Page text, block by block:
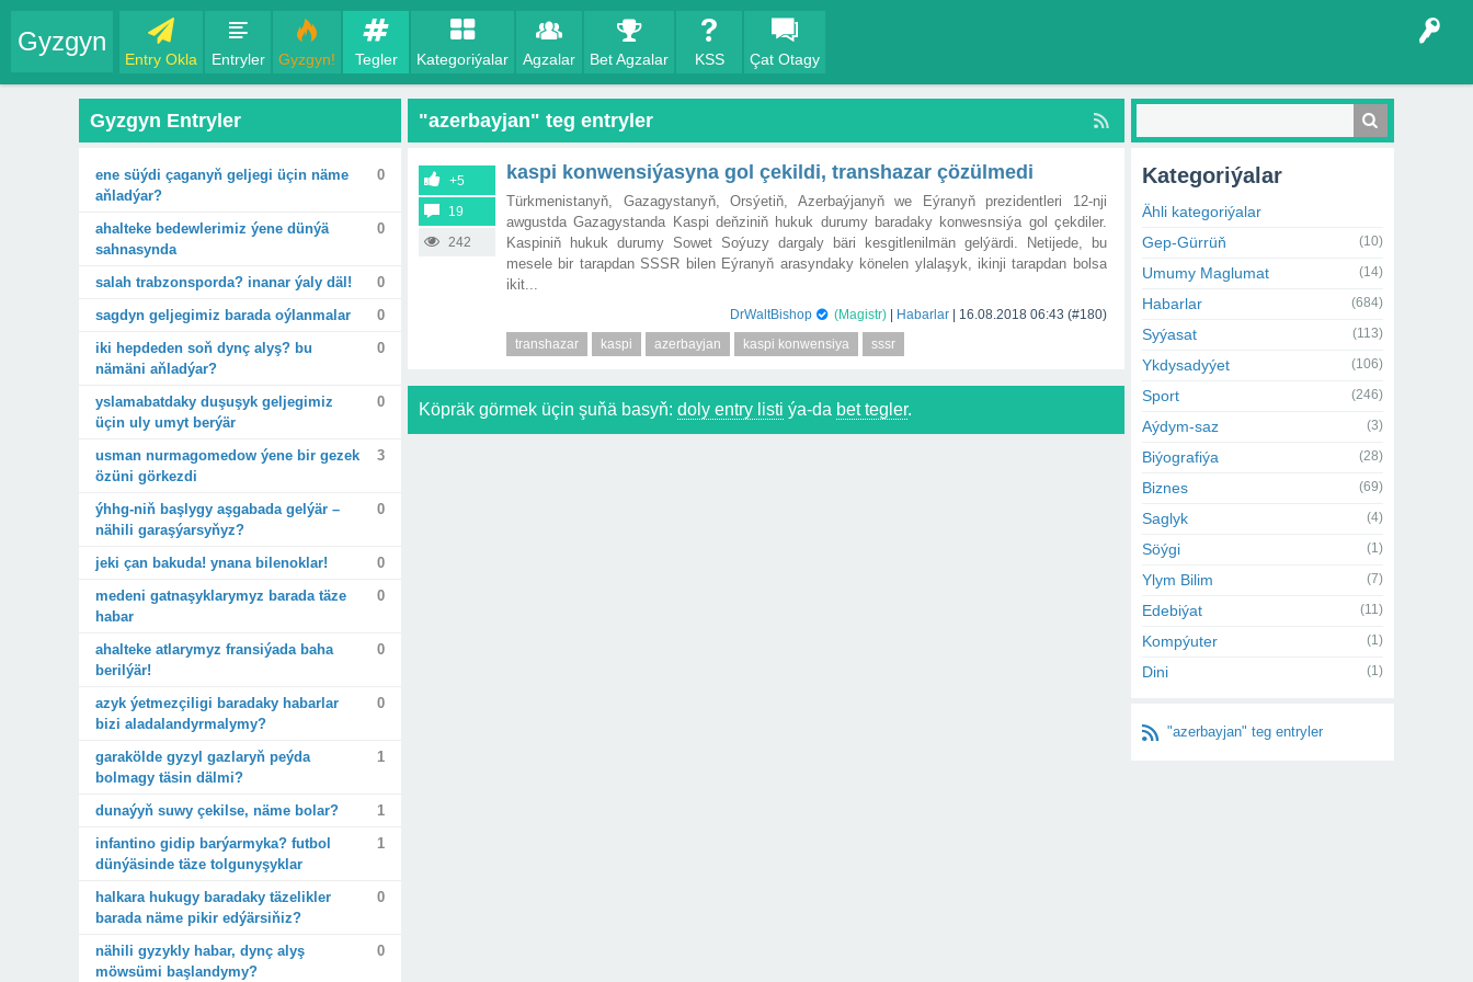
Gyzgyn
Entry Okla Entryler Gyzgyn! Tegler Kategoriýalar Agzalar Bet Agzalar KSS Çat Otagy
Gyzgyn Entryler
ene süýdi çaganyň geljegi üçin näme
aňladýar?
0
ahalteke bedewlerimiz ýene dünýä
sahnasynda
0
salah trabzonsporda? inanar ýaly däl!
0
sagdyn geljegimiz barada oýlanmalar
0
iki hepdeden soň dynç alyş? bu
nämäni aňladýar?
0
yslamabatdaky duşuşyk geljegimiz
üçin uly umyt berýär
0
usman nurmagomedow ýene bir gezek
özüni görkezdi
3
ýhhg-niň başlygy aşgabada gelýär –
nähili garaşýarsyňyz?
0
jeki çan bakuda! ynana bilenoklar!
0
medeni gatnaşyklarymyz barada täze
habar
0
ahalteke atlarymyz fransiýada baha
berilýär!
0
azyk ýetmezçiligi baradaky habarlar
bizi aladalandyrmalymy?
0
garakölde gyzyl gazlaryň peýda
bolmagy täsin dälmi?
1
dunaýyň suwy çekilse, näme bolar?
1
infantino gidip barýarmyka? futbol
dünýäsinde täze tolgunyşyklar
1
halkara hukugy baradaky täzelikler
barada näme pikir edýärsiňiz?
0
nähili gyzykly habar, dynç alyş
möwsümi başlandymy?
0
"azerbayjan" teg entryler
+5
19
242
kaspi konwensiýasyna gol çekildi, transhazar çözülmedi
Türkmenistanyň, Gazagystanyň, Orsýetiň, Azerbaýjanyň we Eýranyň prezidentleri 12-nji
awgustda Gazagystanda Kaspi deňziniň hukuk durumy baradaky konwesnsiýa gol çekdiler.
Kaspiniň hukuk durumy Sowet Soýuzy dargaly bäri kesgitlenilmän gelýärdi. Netijede, bu
mesele bir tarapdan SSSR bilen Eýranyň arasyndaky könelen ylalaşyk, ikinji tarapdan bolsa
ikit...
DrWaltBishop (Magistr) | Habarlar| 16.08.2018 06:43 (#180)
transhazar
kaspi azerbayjan kaspi konwensiya sssr
Köpräk görmek üçin şuňä basyň: doly entry listi ýa-da bet tegler.
Kategoriýalar
Ähli kategoriýalar
Gep-Gürrüň
(10)
Umumy Maglumat (14)
Habarlar (684)
Syýasat (113)
Ykdysadyýet (106)
Sport (246)
Aýdym-saz (3)
Biýografiýa (28)
Biznes (69)
Saglyk (4)
Söýgi (1)
Ylym Bilim (7)
Edebiýat (11)
Kompýuter (1)
Dini (1)
"azerbayjan" teg entryler